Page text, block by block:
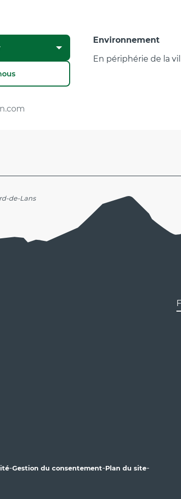
Environnement
Environnement
En périphérie de la
de-Lans
-Gestion du consentement-Plan du site-